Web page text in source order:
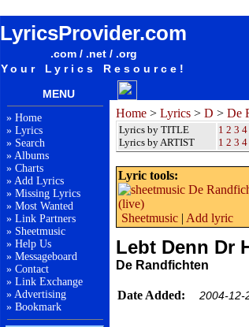
LyricsProvider.com
.com / .net / .org
Your Lyrics Resource!
MENU
» Home
» Lyrics
» Search
» Albums
» Charts
» Add Lyrics
» Missing Lyrics
» Most Wanted
» Link Partners
» Sheetmusic
» Help Us
» Messageboard
» Contact
» Link Exchange
» Advertising
» Bookmark
Home > Lyrics > D > De
Lyrics by TITLE
Lyrics by ARTIST
1 2 3 4
1 2 3
Lyric tools:
Sheetmusic | Add lyric
Lebt Denn Dr
De Randfichten
Date Added: 2004-12-